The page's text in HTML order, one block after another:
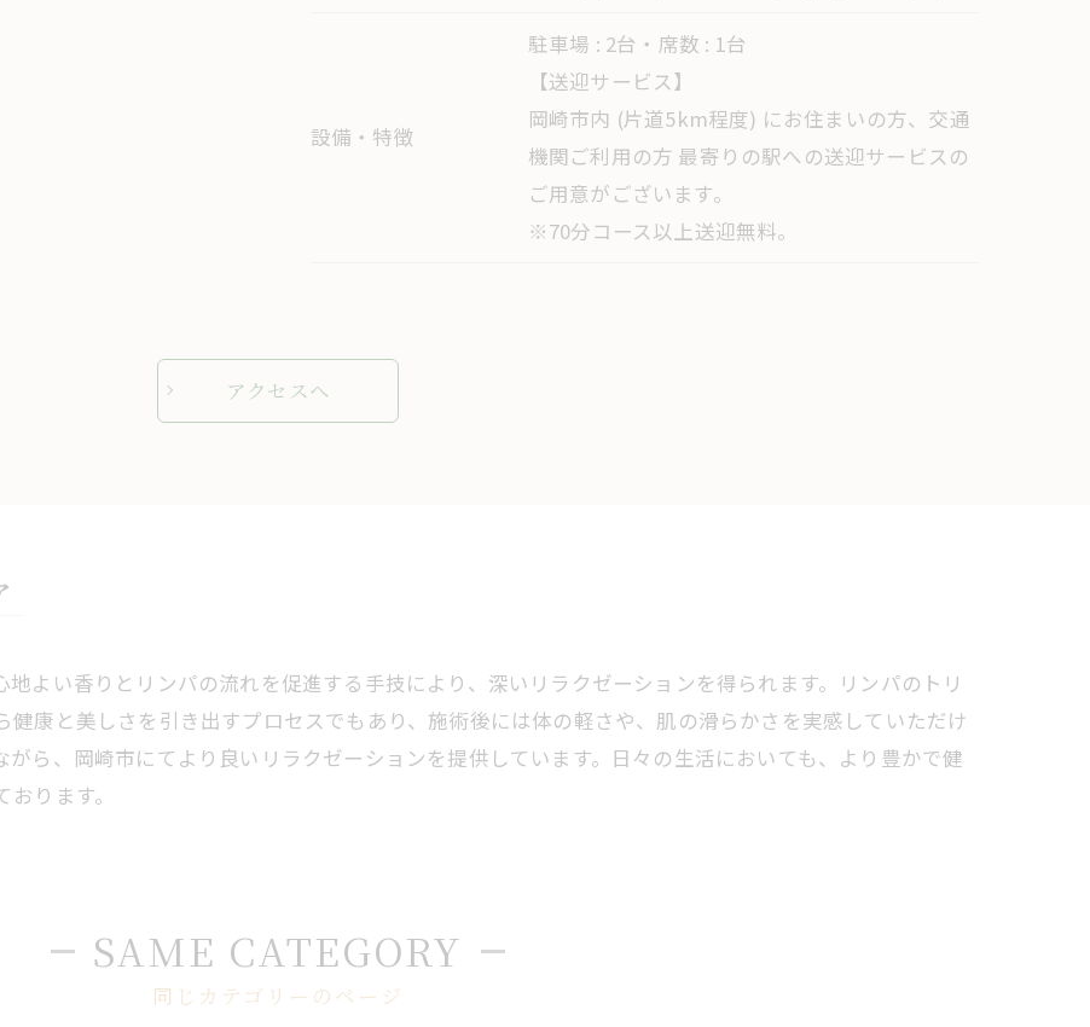
設備・特徴
駐車場 : 2台・席数 : 1台
【送迎サービス】
岡崎市内 (片道5km程度) にお住まいの方、交通
機関ご利用の方 最寄りの駅への送迎サービスの
ご用意がございます。
※70分コース以上送迎無料。
アクセスへ
よい香りとリンパの流れを促進する手技により、深いリラクゼーションを得られます。リンパのトリ
康と美しさを引き出すプロセスでもあり、施術後には体の軽さや、肌の滑らかさを実感していただけ
ら、岡崎市にてより良いリラクゼーションを提供しています。日々の生活においても、より豊かで健
ります。
同じカテゴリーのページ
SAME CATEGORY